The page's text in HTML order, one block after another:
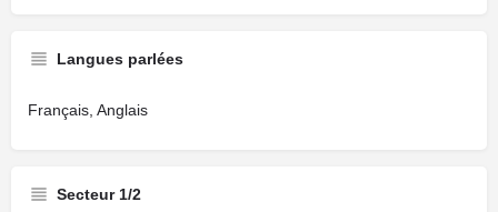
Langues parlées
Français, Anglais
Secteur 1/2